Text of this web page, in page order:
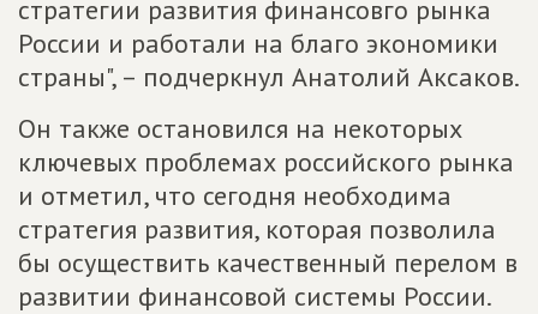
стратегии развития финансовго рынка
России и работали на благо экономики
страны", – подчеркнул Анатолий Аксаков.
Он также остановился на некоторых
ключевых проблемах российского рынка
и отметил, что сегодня необходима
стратегия развития, которая позволила
бы осуществить качественный перелом в
развитии финансовой системы России.